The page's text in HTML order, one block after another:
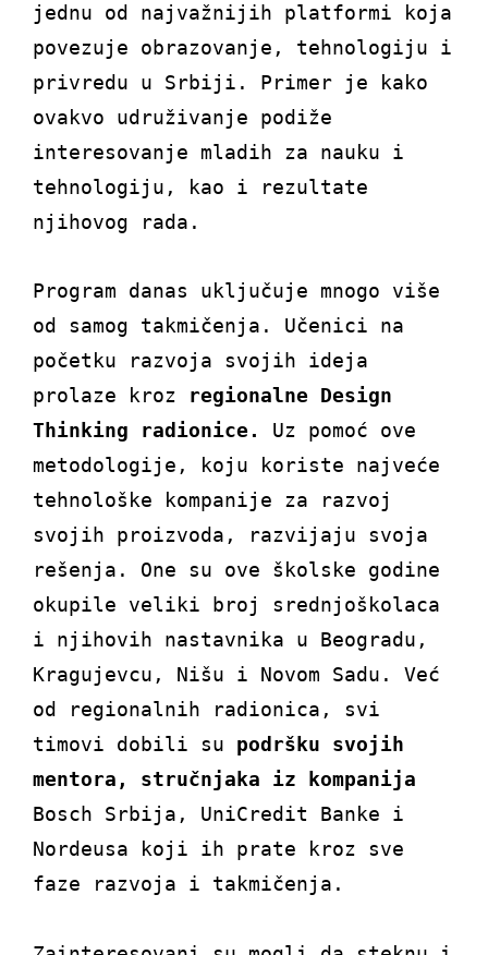
jednu od najvažnijih platformi koja
povezuje obrazovanje, tehnologiju i
privredu u Srbiji. Primer je kako
ovakvo udruživanje podiže
interesovanje mladih za nauku i
tehnologiju, kao i rezultate
njihovog rada.
Program danas uključuje mnogo više
od samog takmičenja. Učenici na
početku razvoja svojih ideja
prolaze kroz regionalne Design
Thinking radionice. Uz pomoć ove
metodologije, koju koriste najveće
tehnološke kompanije za razvoj
svojih proizvoda, razvijaju svoja
rešenja. One su ove školske godine
okupile veliki broj srednjoškolaca
i njihovih nastavnika u Beogradu,
Kragujevcu, Nišu i Novom Sadu. Već
od regionalnih radionica, svi
timovi dobili su podršku svojih
mentora, stručnjaka iz kompanija
Bosch Srbija, UniCredit Banke i
Nordeusa koji ih prate kroz sve
faze razvoja i takmičenja.